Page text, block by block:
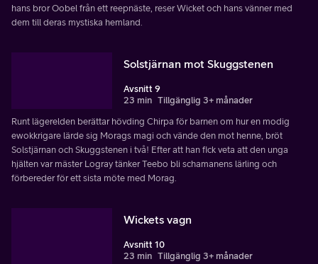
hans bror Oobel från ett reepnäste, reser Wicket och hans vänner med
dem till deras mystiska hemland.
Solstjärnan mot Skuggstenen
Avsnitt 9
23 min Tillgänglig 3+ månader
Runt lägerelden berättar hövding Chirpa för barnen om hur en modig
ewokkrigare lärde sig Morags magi och vände den mot henne, bröt
Solstjärnan och Skuggstenen i två! Efter att han fick veta att den unga
hjälten var mäster Logray tänker Teebo bli schamanens lärling och
förbereder för ett sista möte med Morag.
Wickets vagn
Avsnitt 10
23 min Tillgänglig 3+ månader